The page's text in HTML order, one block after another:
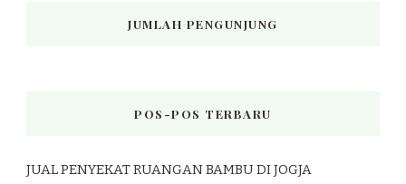
JUMLAH PENGUNJUNG
POS-POS TERBARU
JUAL PENYEKAT RUANGAN BAMBU DI JOGJA